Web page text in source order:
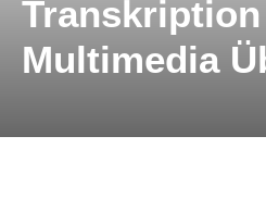
Technische Übersetzungen
Multimedia